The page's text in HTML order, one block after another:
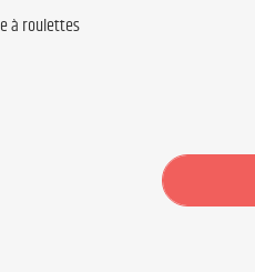
à roulettes